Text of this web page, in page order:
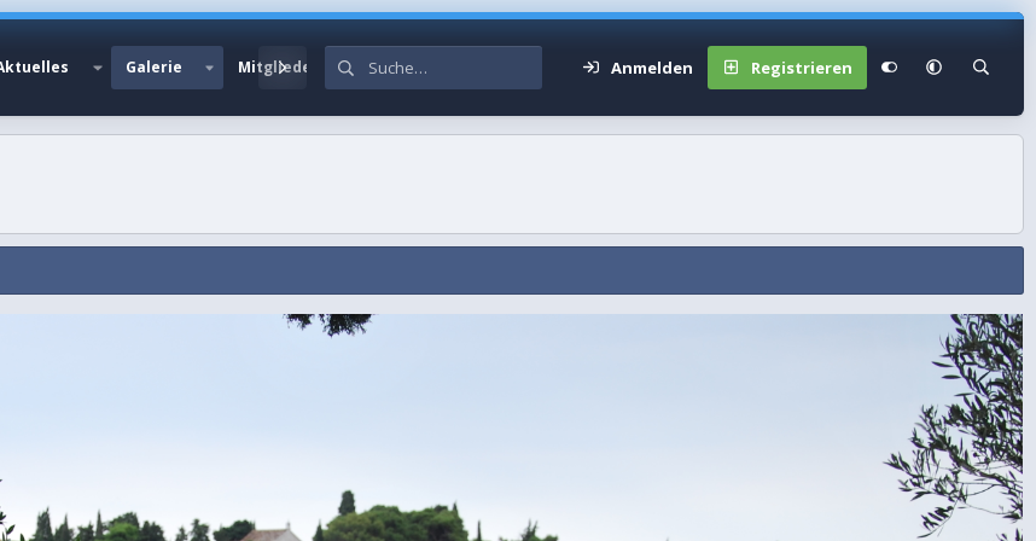
Galerie Mitglieder Anmelden Registrieren